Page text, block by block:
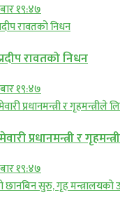
१९:४७
रावतको निधन
१९:४७
प्रधानमन्त्री र
१९:४७